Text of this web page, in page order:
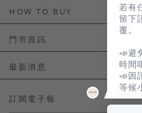
HOW TO BUY
如何購買
會員常見問題
訂單常見問題
門市資訊
門市資訊
最新消息
LINE官方會員活動
訂閱電子報
若有
留下
覆。
📣避
時間
📣因
等候